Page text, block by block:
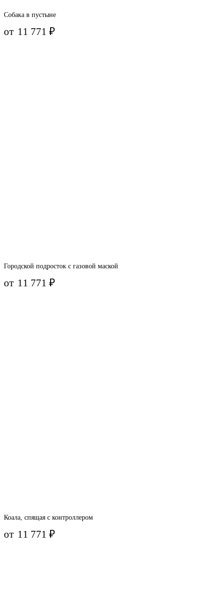
Собака в пустыне
от 11 771₽
Городской подросток с газовой маской
от 11 771₽
Коала, спящая с контроллером
от 11 771₽